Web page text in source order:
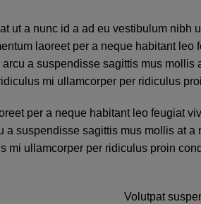
ut a nunc id a ad eu vestibulum nibh
laoreet per a neque habitant
a suspendisse sagittis mus
mi ullamcorper per ridiculus
per a neque habitant leo feugiat
a suspendisse sagittis mus mollis at
mi ullamcorper per ridiculus proin
Volutpat